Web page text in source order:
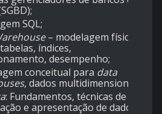
SQL;
– modelagem física de
índices,
desempenho;
conceitual para data
, dados multidimensionais;
: Fundamentos, técnicas de
e apresentação de dados;